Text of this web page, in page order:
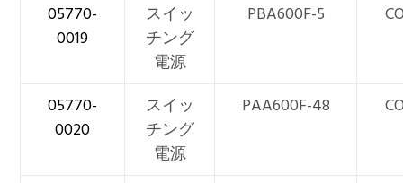
05770-
0019
スイッ
チング
電源
PBA600F-5
05770-
0020
スイッ
チング
電源
PAA600F-48